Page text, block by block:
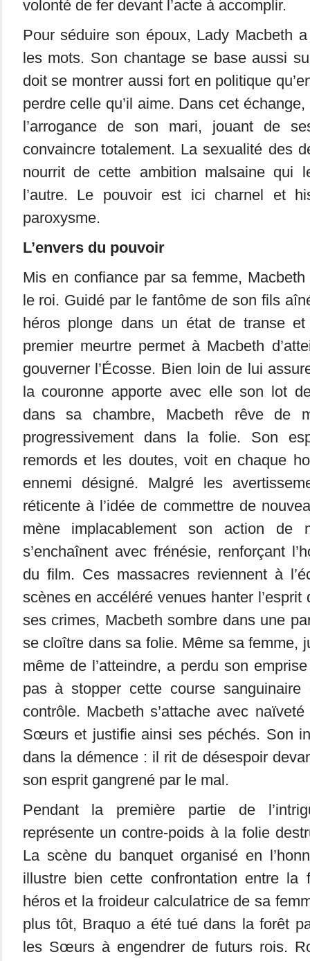
volonté de fer devant l’acte à accomplir.
Pour séduire son époux, Lady Macbeth a
les mots. Son chantage se base aussi
doit se montrer aussi fort en politique
perdre celle qu’il aime. Dans cet
l’arrogance de son mari, jouant de
convaincre totalement. La sexualité des
nourrit de cette ambition malsaine qui
l’autre. Le pouvoir est ici charnel et
paroxysme.
L’envers du pouvoir
Mis en confiance par sa femme, Macbeth
le roi. Guidé par le fantôme de son fils
héros plonge dans un état de transe
premier meurtre permet à Macbeth
gouverner l’Écosse. Bien loin de lui
la couronne apporte avec elle son lot
dans sa chambre, Macbeth rêve de
progressivement dans la folie. Son
remords et les doutes, voit en chaque
ennemi désigné. Malgré les
réticente à l’idée de commettre de
mène implacablement son action de
s’enchaînent avec frénésie, renforçant
du film. Ces massacres reviennent à
scènes en accéléré venues hanter
ses crimes, Macbeth sombre dans une
se cloître dans sa folie. Même sa femme,
même de l’atteindre, a perdu son
pas à stopper cette course
contrôle. Macbeth s’attache avec
Sœurs et justifie ainsi ses péchés. Son
dans la démence : il rit de désespoir
son esprit gangrené par le mal.
Pendant la première partie de
représente un contre-poids à la folie
La scène du banquet organisé en
illustre bien cette confrontation entre la
héros et la froideur calculatrice de sa
plus tôt, Braquo a été tué dans la forêt
les Sœurs à engendrer de futurs rois.